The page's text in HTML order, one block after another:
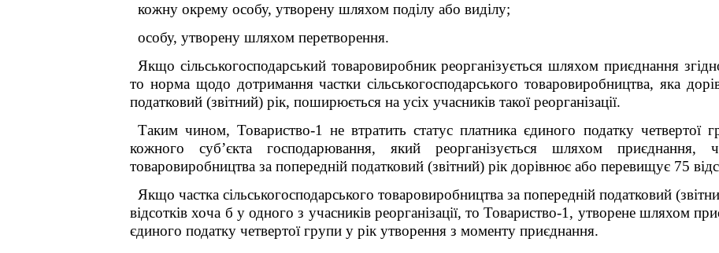
кожну окрему особу, утворену шляхом поділу або виділу;
особу, утворену шляхом перетворення.
Якщо сільськогосподарський товаровиробник реорганізується шляхом приєднання
то норма щодо дотримання частки сільськогосподарського товаровиробництва, яка
податковий (звітний) рік, поширюється на усіх учасників такої реорганізації.
Таким чином,Товариство-1 не втратить статус платника єдиного податку
кожного суб’єкта господарювання, який реорганізується шляхом приєднання,
товаровиробництва за попередній податковий (звітний) рік дорівнює або перевищує 75
Якщо частка сільськогосподарського товаровиробництва за попередній податковий
відсотків хоча б у одного з учасників реорганізації, то Товариство-1, утворене шляхом
єдиного податку четвертої групи у рік утворення з моменту приєднання.